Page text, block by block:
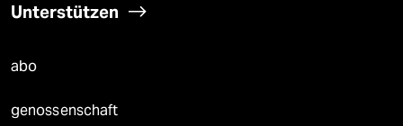
Unterstützen
abo
genossenschaft